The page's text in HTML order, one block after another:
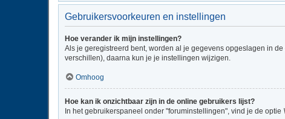
Gebruikersvoorkeuren en instellingen
Hoe verander ik mijn instellingen?
Als je geregistreerd bent, worden al je gegevens opgeslagen in
verschillen), daarna kun je je instellingen wijzigen.
Omhoog
Hoe kan ik onzichtbaar zijn in de online gebruikers lijst?
In het gebruikerspaneel onder "foruminstellingen", vind je de optie